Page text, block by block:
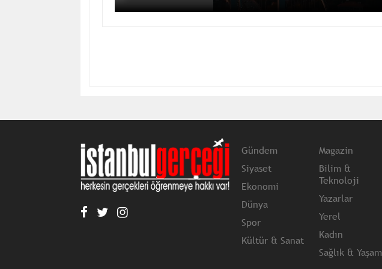
Gündem
Siyaset
Ekonomi
Dünya
Spor
Kültür & Sanat
Magazin
Bilim &
Teknoloji
Yazarlar
Yerel
Kadın
Sağlık & Yaşam